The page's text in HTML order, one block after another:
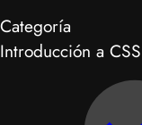
Categoría
Introducción a CSS